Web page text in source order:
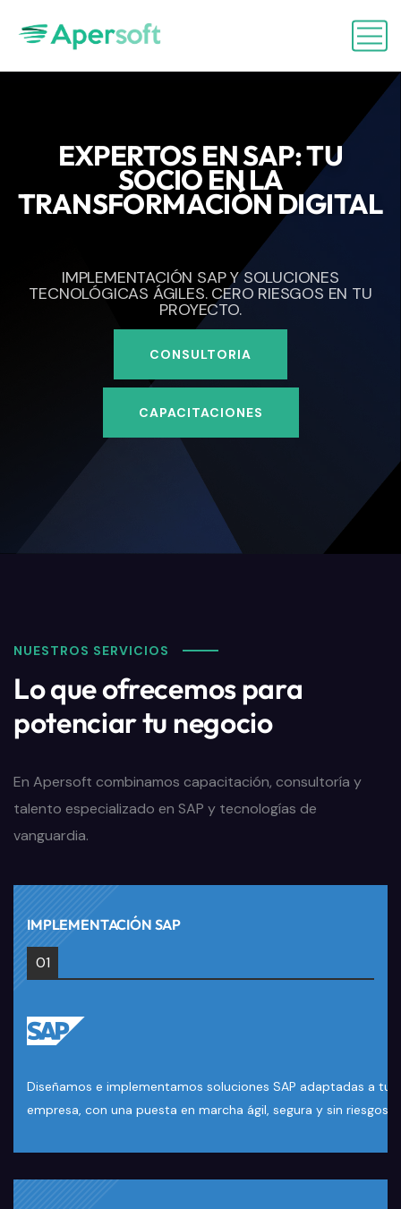
EXPERTOS EN SAP: TU
SOCIO EN LA
TRANSFORMACIÓN DIGITAL
IMPLEMENTACIÓN SAP Y SOLUCIONES
TECNOLÓGICAS ÁGILES. CERO RIESGOS EN TU
PROYECTO.
CONSULTORIA
CAPACITACIONES
NUESTROS SERVICIOS
Lo que ofrecemos para
potenciar tu negocio
En Apersoft combinamos capacitación, consultoría y
talento especializado en SAP y tecnologías de
vanguardia.
IMPLEMENTACIÓN SAP
01
Diseñamos e implementamos soluciones SAP adaptadas a tu
empresa, con una puesta en marcha ágil, segura y sin riesgos.